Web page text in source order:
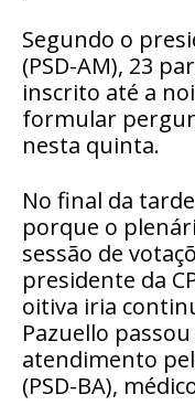
Segundo o
(PSD-AM), 23
inscrito até a
formular
nesta quinta.
No final da
porque o
sessão de
presidente da
oitiva iria
Pazuello
atendimento
(PSD-BA),